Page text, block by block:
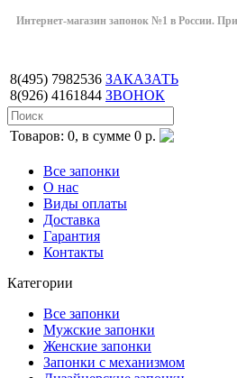
Интернет-магазин запонок №1 в России.
8(495) 7982536
8(926) 4161844
ЗАКАЗАТЬ
ЗВОНОК
Товаров: 0, в сумме 0 р.
Все запонки
О нас
Виды оплаты
Доставка
Гарантия
Контакты
Категории
Все запонки
Мужские запонки
Женские запонки
Запонки с механизмом